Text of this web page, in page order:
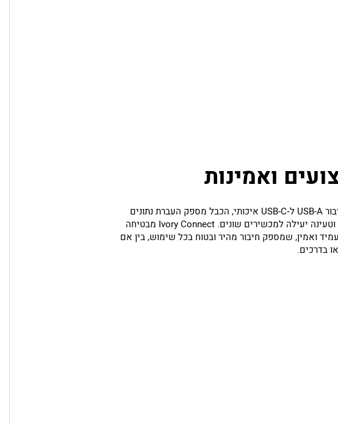
ואמינות
עם חיבור USB-A ל‑USB-C איכותי, הכבל מספק העברת נתונים
יציבה וטעינה יעילה למכשירים שונים. Ivory Connect מבטיחה
ואמין, שמספק חיבור מהיר ובטוח בכל שימוש, בין אם
בדרכים.